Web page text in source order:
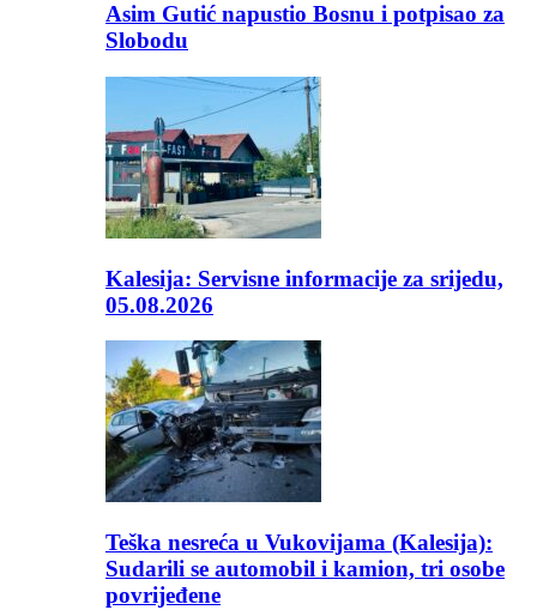
Asim Gutić napustio Bosnu i potpisao za
Slobodu
Kalesija: Servisne informacije za srijedu,
05.08.2026
Teška nesreća u Vukovijama (Kalesija):
Sudarili se automobil i kamion, tri osobe
povrijeđene